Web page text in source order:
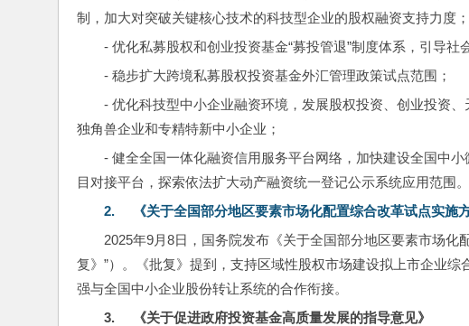
制，加大对突破关键核心技术的科技型企业的股权融资支持力度；
- 优化私募股权和创业投资基金“募投管退”制度体系，引导
- 稳步扩大跨境私募股权投资基金外汇管理政策试点范围；
- 优化科技型中小企业融资环境，发展股权投资、创业投资
独角兽企业和专精特新中小企业；
- 健全全国一体化融资信用服务平台网络，加快建设全国中
目对接平台，探索依法扩大动产融资统一登记公示系统应用范围。
2.
《关于全国部分地区要素市场化配置综合改革试点实施
2025年9月8日，国务院发布《关于全国部分地区要素市场化
复》”）。《批复》提到，支持区域性股权市场建设拟上市企业
强与全国中小企业股份转让系统的合作衔接。
3.
《关于促进政府投资基金高质量发展的指导意见》